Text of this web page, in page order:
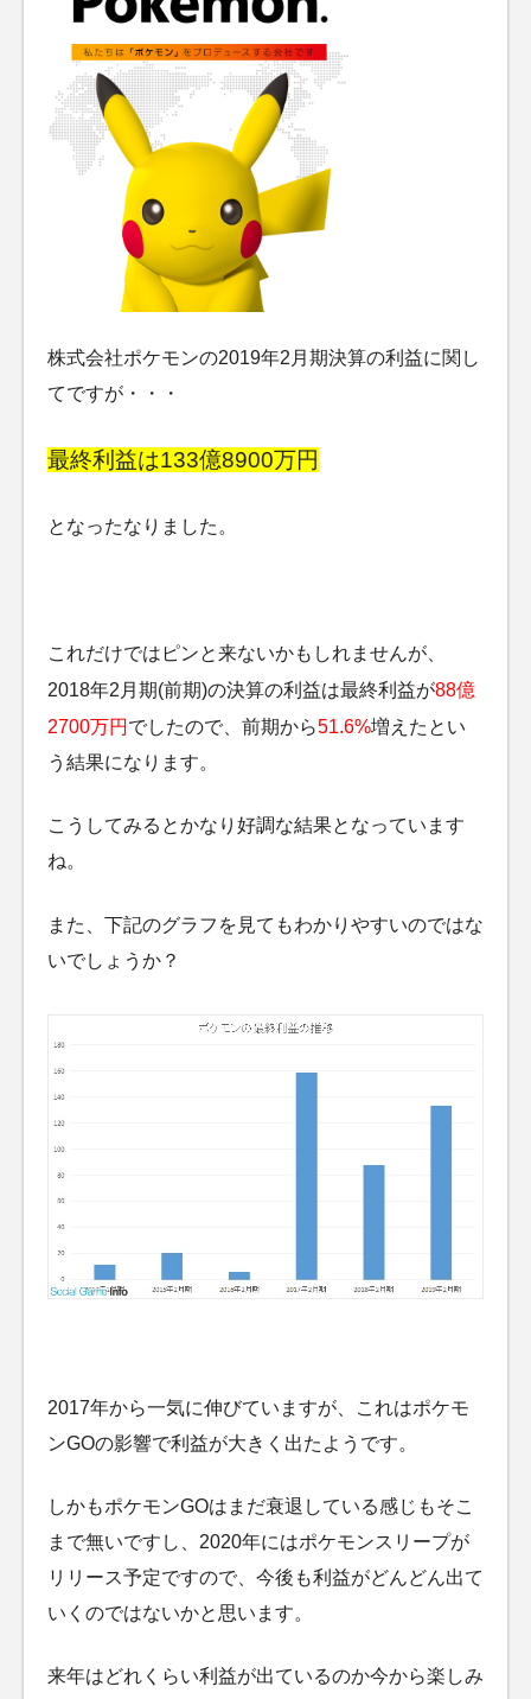
株式会社ポケモンの2019年2月期決算の利益に関し
てですが・・・
最終利益は133億8900万円
となったなりました。
これだけではピンと来ないかもしれませんが、
2018年2月期(前期)の決算の利益は最終利益が88億
2700万円 でしたので、前期から51.6%増えたとい
う結果になります。
こうしてみるとかなり好調な結果となっています
ね。
また、下記のグラフを見てもわかりやすいのではな
いでしょうか？
2017年から一気に伸びていますが、これはポケモ
ンGOの影響で利益が大きく出たようです。
しかもポケモンGOはまだ衰退している感じもそこ
まで無いですし、2020年にはポケモンスリープが
リリース予定ですので、今後も利益がどんどん出て
いくのではないかと思います。
来年はどれくらい利益が出ているのか今から楽しみ